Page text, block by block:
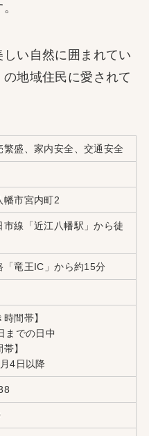
い自然に囲まれてい
地域住民に愛されて
繁盛、家内安全、交通安全
幡市宮内町2
市線「近江八幡駅」から徒
「竜王IC」から約15分
時間帯】
までの日中
】
4日以降